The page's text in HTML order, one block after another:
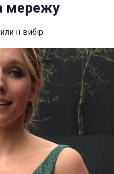
мережу
її вибір